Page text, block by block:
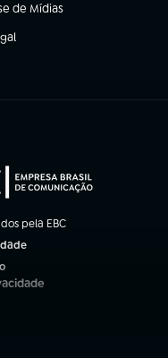
de Mídias
aba)
pela EBC
aba)